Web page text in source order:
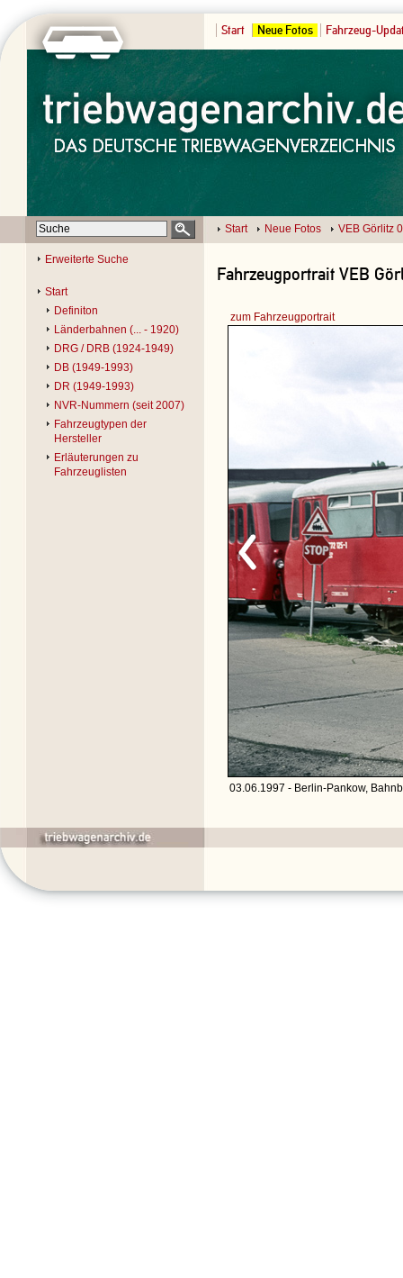
Start Neue Fotos Fahrzeug-
Start Neue Fotos VEB Görlitz
Erweiterte Suche
Start
Definiton
Länderbahnen (... - 1920)
DRG / DRB (1924-1949)
DB (1949-1993)
DR (1949-1993)
NVR-Nummern (seit 2007)
Fahrzeugtypen der
Hersteller
Erläuterungen zu
Fahrzeuglisten
Fahrzeugportrait VEB
zum Fahrzeugportrait
03.06.1997 - Berlin-Pankow,